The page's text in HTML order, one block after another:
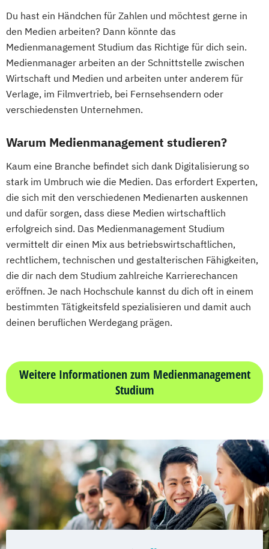
Du hast ein Händchen für Zahlen und möchtest gerne in
den Medien arbeiten? Dann könnte das
Medienmanagement Studium das Richtige für dich sein.
Medienmanager arbeiten an der Schnittstelle zwischen
Wirtschaft und Medien und arbeiten unter anderem für
Verlage, im Filmvertrieb, bei Fernsehsendern oder
verschiedensten Unternehmen.
Warum Medienmanagement studieren?
Kaum eine Branche befindet sich dank Digitalisierung so
stark im Umbruch wie die Medien. Das erfordert Experten,
die sich mit den verschiedenen Medienarten auskennen
und dafür sorgen, dass diese Medien wirtschaftlich
erfolgreich sind. Das Medienmanagement Studium
vermittelt dir einen Mix aus betriebswirtschaftlichen,
rechtlichem, technischen und gestalterischen Fähigkeiten,
die dir nach dem Studium zahlreiche Karrierechancen
eröffnen. Je nach Hochschule kannst du dich oft in einem
bestimmten Tätigkeitsfeld spezialisieren und damit auch
deinen beruflichen Werdegang prägen.
Weitere Informationen zum Medienmanagement
Studium